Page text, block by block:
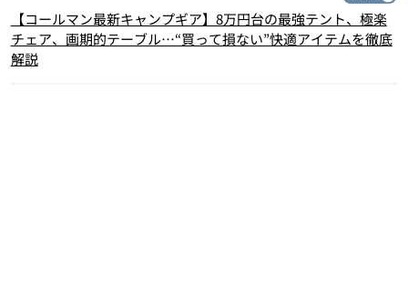
【コールマン最新キャンプギア】8万円台の最強テント、極楽
チェア、画期的テーブル…“買って損ない”快適アイテムを徹底
解説